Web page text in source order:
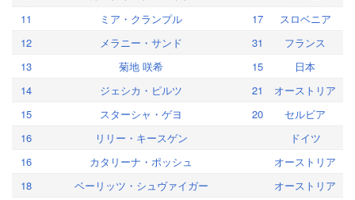
11
ミア・クランプル 17
スロベニア
12
メラニー・サンド 31
フランス
13
菊地 咲希 15
日本
14
ジェシカ・ピルツ 21
オーストリア
15
スターシャ・ゲヨ 20
セルビア
16
リリー・キースゲン
ドイツ
16
カタリーナ・ポッシュ
オーストリア
18
ベーリッツ・シュヴァイガー
オーストリア